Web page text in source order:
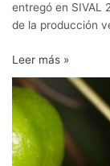
entregó en SIVAL
de la producción
Leer más »
Chile
comenzó
campaña
de
erradicación